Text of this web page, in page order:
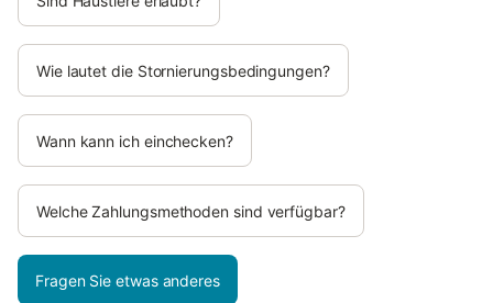
Wie lautet die Stornierungsbedingungen?
Wann kann ich einchecken?
Welche Zahlungsmethoden sind verfügbar?
Fragen Sie etwas anderes